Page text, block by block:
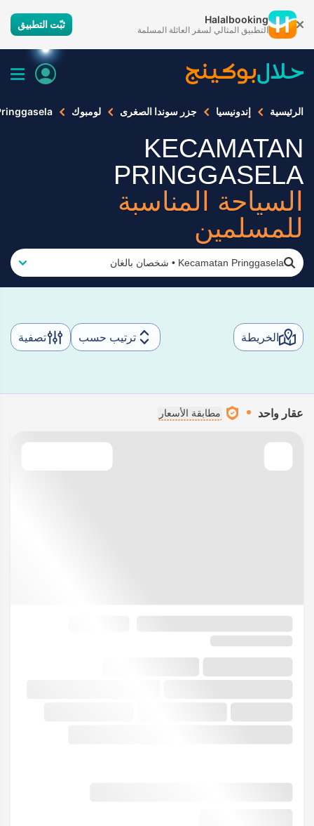
Halalbooking
التطبيق المثالي لسفر العائلة المسلمة ثبّت التطبيق
الرئيسية إندونيسيا جزر سوندا الصغرى لومبوك
KECAMATAN
PRINGGASELA
السياحة المناسبة
للمسلمين
Kecamatan Pringgasela
• شخصان بالغان
الخريطة ترتيب حسب تصفية
عقار واحد مطابقة الأسعار